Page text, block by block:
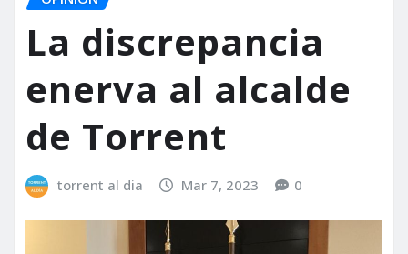
La discrepancia
enerva al alcalde
de Torrent
torrent al dia Mar 7, 2023 0